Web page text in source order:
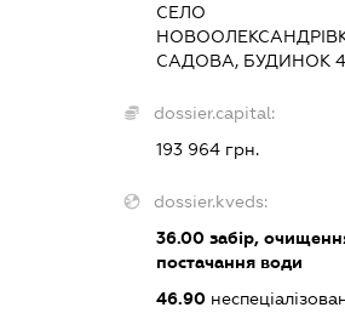
СЕЛО
САДОВА, БУДИНОК
dossier.capital:
193 964 грн.
dossier.kveds:
36.00 забір,
постачання води
46.90